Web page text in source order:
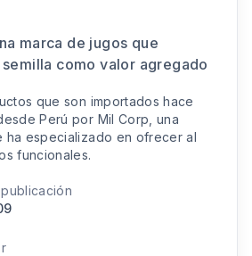
marca de jugos que
como valor agregado
que son importados hace
Perú por Mil Corp, una
ha especializado en ofrecer al
funcionales.